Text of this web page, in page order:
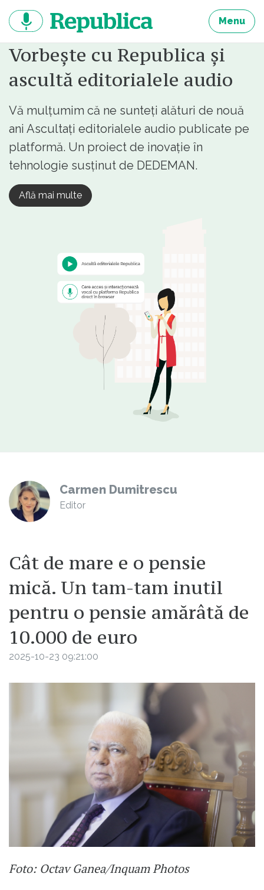
continut
Menu
Vorbește cu Republica și
ascultă editorialele audio
Vă mulțumim că ne sunteți alături de nouă
ani Ascultați editorialele audio publicate pe
platformă. Un proiect de inovație în
tehnologie susținut de DEDEMAN.
Află mai multe
Carmen Dumitrescu
Editor
Cât de mare e o pensie
mică. Un tam-tam inutil
pentru o pensie amărâtă de
10.000 de euro
2025-10-23 09:21:00
Foto: Octav Ganea/Inquam Photos